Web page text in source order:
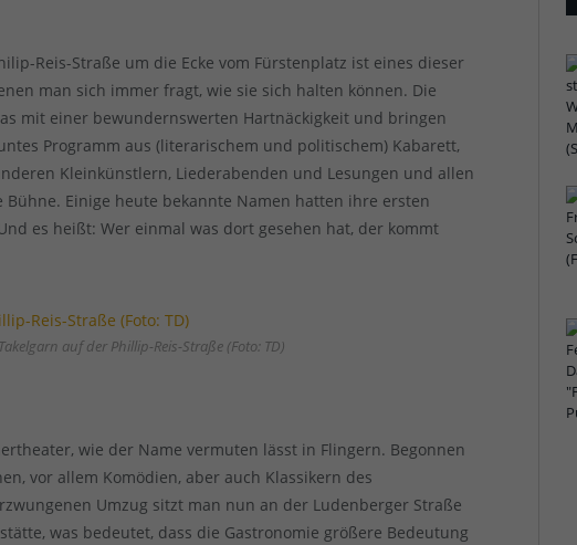
Reis-Straße um die Ecke vom Fürstenplatz ist eines dieser
man sich immer fragt, wie sie sich halten können. Die
mit einer bewundernswerten Hartnäckigkeit und bringen
Programm aus (literarischem und politischem) Kabarett,
Kleinkünstlern, Liederabenden und Lesungen und allen
Einige heute bekannte Namen hatten ihre ersten
es heißt: Wer einmal was dort gesehen hat, der kommt
auf der Phillip-Reis-Straße (Foto: TD)
wie der Name vermuten lässt in Flingern. Begonnen
vor allem Komödien, aber auch Klassikern des
Umzug sitzt man nun an der Ludenberger Straße
was bedeutet, dass die Gastronomie größere Bedeutung